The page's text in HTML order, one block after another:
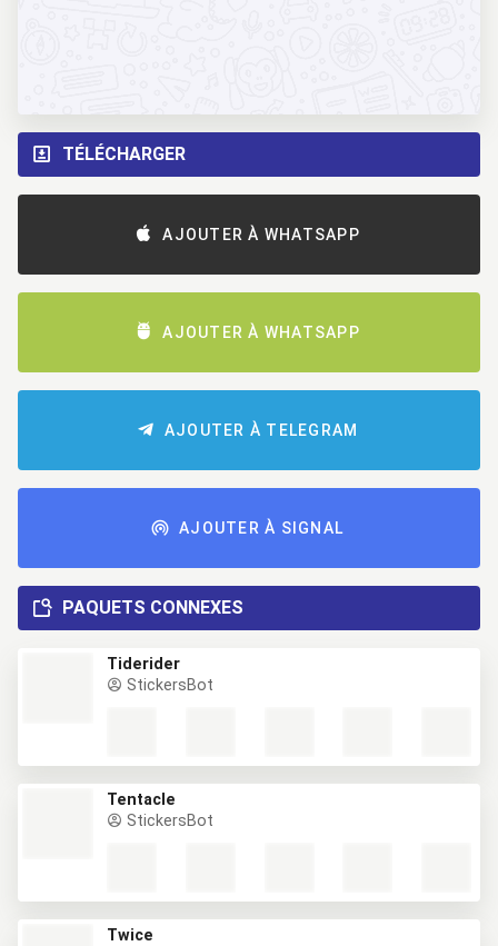
TÉLÉCHARGER
AJOUTER À WHATSAPP
AJOUTER À WHATSAPP
AJOUTER À TELEGRAM
AJOUTER À SIGNAL
PAQUETS CONNEXES
Tiderider
StickersBot
Tentacle
StickersBot
Twice